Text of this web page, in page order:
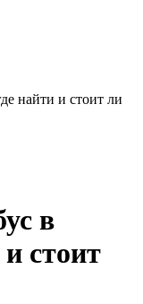
найти и стоит ли
в
стоит